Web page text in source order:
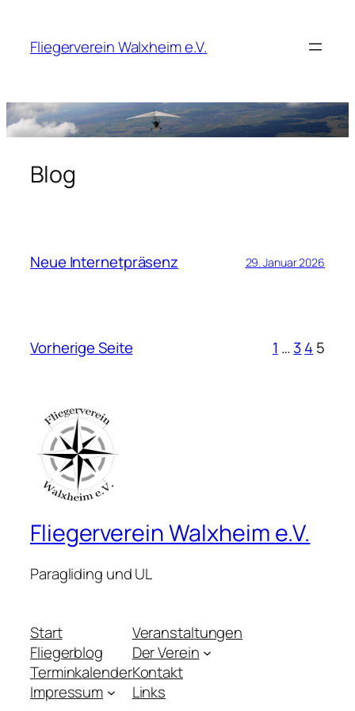
springen
Fliegerverein Walxheim e.V.
Blog
Neue Internetpräsenz 29. Januar 2026
Vorherige Seite 1 …3 4 5
Fliegerverein Walxheim e.V.
Paragliding und UL
Start
Fliegerblog
Terminkalender
Impressum
Veranstaltungen
Der Verein
Kontakt
Links